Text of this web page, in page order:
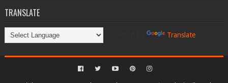
TRANSLATE
Translate